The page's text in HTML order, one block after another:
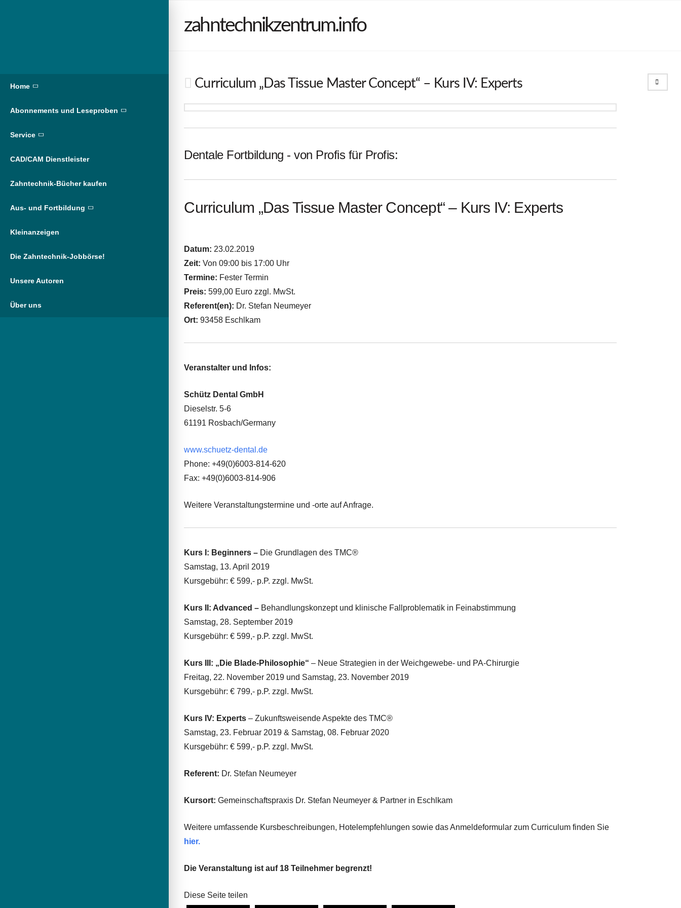
Home
Abonnements und Leseproben
Service
CAD/CAM Dienstleister
Zahntechnik-Bücher kaufen
Aus- und Fortbildung
Kleinanzeigen
Die Zahntechnik-Jobbörse!
Unsere Autoren
Über uns
zahntechnikzentrum.info
Curriculum „Das Tissue Master Concept“ – Kurs IV: Experts
Dentale Fortbildung - von Profis für Profis:
Curriculum „Das Tissue Master Concept“ – Kurs IV: Experts
Datum: 23.02.2019
Zeit: Von 09:00 bis 17:00 Uhr
Termine: Fester Termin
Preis: 599,00 Euro zzgl. MwSt.
Referent(en): Dr. Stefan Neumeyer
Ort:93458 Eschlkam
Veranstalter und Infos:
Schütz Dental GmbH
Dieselstr. 5-6
61191 Rosbach/Germany
www.schuetz-dental.de
Phone: +49(0)6003-814-620
Fax: +49(0)6003-814-906
Weitere Veranstaltungstermine und -orte auf Anfrage.
Kurs I: Beginners – Die Grundlagen des TMC®
Samstag, 13. April 2019
Kursgebühr: € 599,- p.P. zzgl. MwSt.
Kurs II: Advanced – Behandlungskonzept und klinische Fallproblematik in Feinabstimmung
Samstag, 28. September 2019
Kursgebühr: € 599,- p.P. zzgl. MwSt.
Kurs III: „Die Blade-Philosophie“– Neue Strategien in der Weichgewebe- und PA-Chirurgie
Freitag, 22. November 2019 und Samstag, 23. November 2019
Kursgebühr: € 799,- p.P. zzgl. MwSt.
Kurs IV: Experts– Zukunftsweisende Aspekte des TMC®
Samstag, 23. Februar 2019 & Samstag, 08. Februar 2020
Kursgebühr: € 599,- p.P. zzgl. MwSt.
Referent: Dr. Stefan Neumeyer
Kursort:Gemeinschaftspraxis Dr. Stefan Neumeyer & Partner in Eschlkam
Weitere umfassende Kursbeschreibungen, Hotelempfehlungen sowie das Anmeldeformular zum Curriculum finden Sie
hier.
Die Veranstaltung ist auf 18 Teilnehmer begrenzt!
Diese Seite teilen
Search